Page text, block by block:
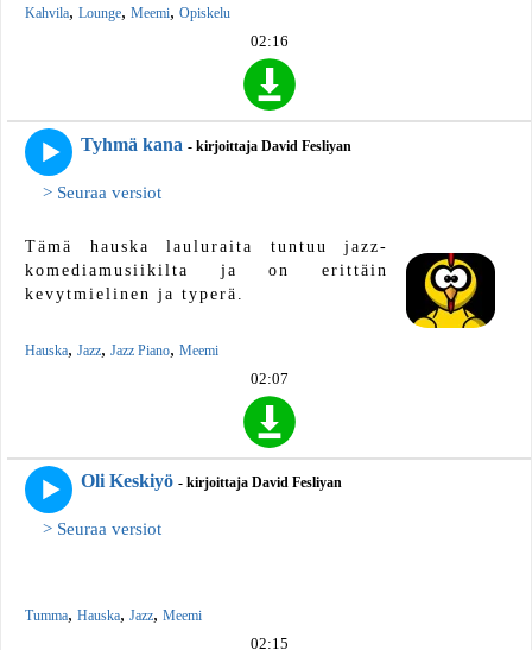
Kahvila, Lounge, Meemi, Opiskelu
02:16
Tyhmä kana - kirjoittaja David Fesliyan
> Seuraa versiot
Tämä hauska lauluraita tuntuu jazz-
komediamusiikilta ja on erittäin
kevytmielinen ja typerä.
Hauska, Jazz, Jazz Piano, Meemi
02:07
Oli Keskiyö - kirjoittaja David Fesliyan
> Seuraa versiot
Tumma, Hauska, Jazz, Meemi
02:15